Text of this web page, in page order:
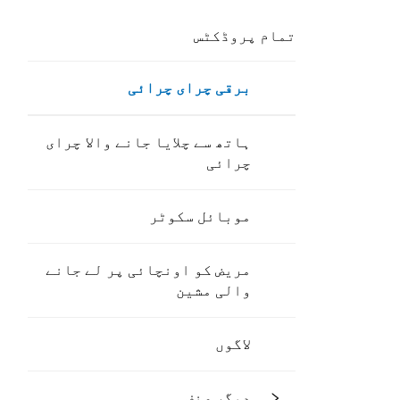
تمام پروڈکٹس
برقی چرای چرائی
ہاتھ سے چلایا جانے والا چرای
چرائی
موبائل سکوٹر
مریض کو اونچائی پر لے جانے
والی مشین
لاگوں